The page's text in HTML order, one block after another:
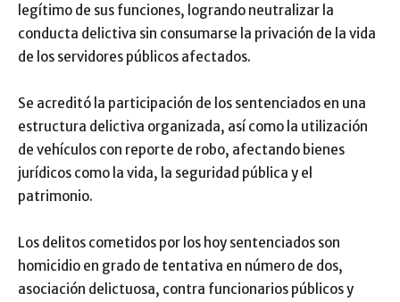
legítimo de sus funciones, logrando neutralizar la
conducta delictiva sin consumarse la privación de la vida
de los servidores públicos afectados.
Se acreditó la participación de los sentenciados en una
estructura delictiva organizada, así como la utilización
de vehículos con reporte de robo, afectando bienes
jurídicos como la vida, la seguridad pública y el
patrimonio.
Los delitos cometidos por los hoy sentenciados son
homicidio en grado de tentativa en número de dos,
asociación delictuosa, contra funcionarios públicos y